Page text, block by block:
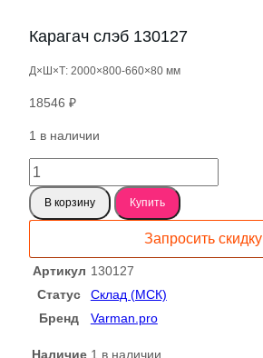
Карагач слэб 130127
Д×Ш×Т: 2000×800-660×80 мм
18546 ₽
1 в наличии
Количество
товара
Карагач
слэб
В корзину Купить
Запросить скидку
Артикул 130127
Статус
Склад (МСК)
Бренд
Varman.pro
Наличие 1 в наличии